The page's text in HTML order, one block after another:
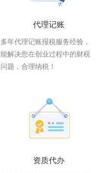
代理记账
多年代理记账报税服务经验，
能解决您在创业过程中的财税
问题，合理纳税！
资质代办